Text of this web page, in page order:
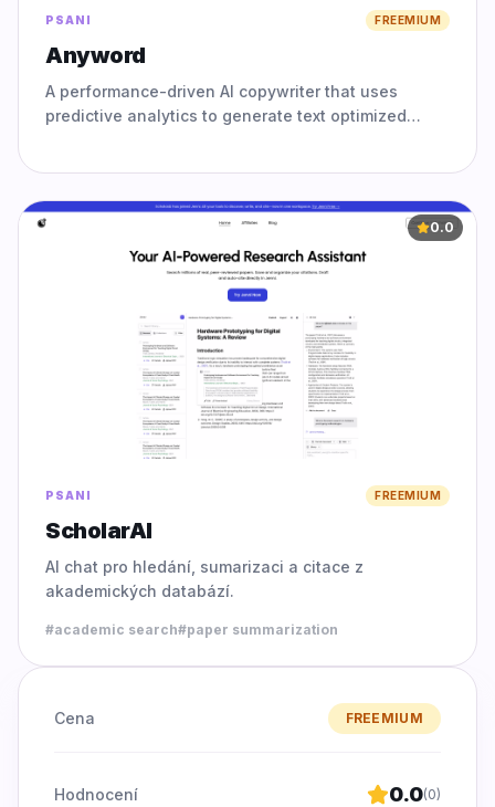
PSANI FREEMIUM
Anyword
A performance-driven AI copywriter that uses
predictive analytics to generate text optimized
0.0
PSANI FREEMIUM
ScholarAI
AI chat pro hledání, sumarizaci a citace z
akademických databází.
#academic search#paper summarization
Cena FREEMIUM
Hodnocení 0.0(0)